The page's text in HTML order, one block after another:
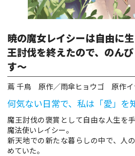
コミックパルフェ
暁の魔女レイシーは自由に
王討伐を終えたので、のん
す～
蔦 千鳥 原作／雨傘ヒョウゴ 原作イ
何気ない日常で、私は「愛」を
魔王討伐の褒賞として自由な人生を
魔法使いレイシー。
新天地での新たな暮らしの中で、人
めていた。